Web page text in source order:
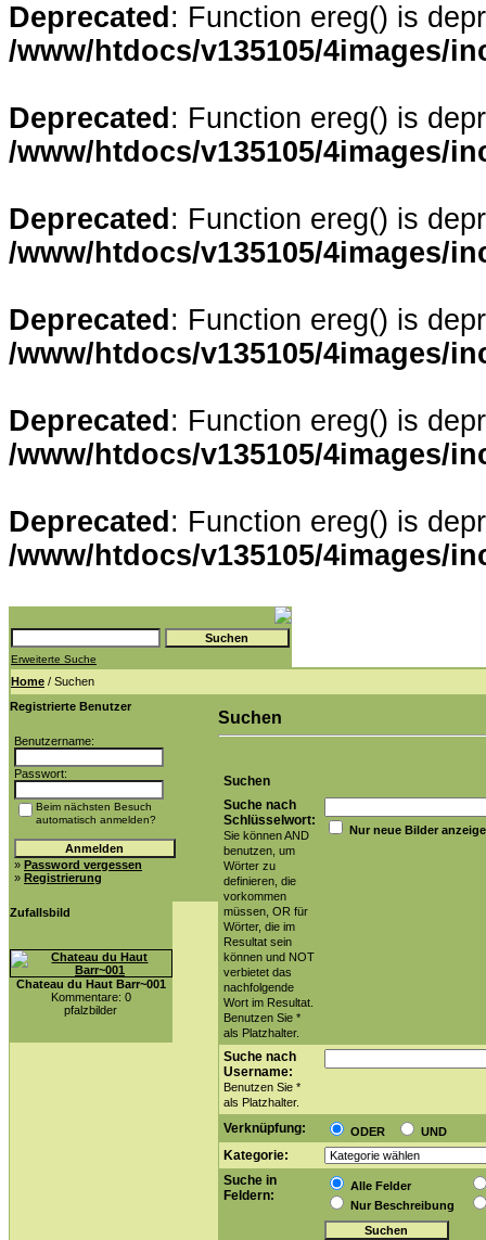
Deprecated : Function ereg() is
/www/htdocs/v135105/4images/
Deprecated : Function ereg() is
/www/htdocs/v135105/4images/
Deprecated : Function ereg() is
/www/htdocs/v135105/4images/
Deprecated : Function ereg() is
/www/htdocs/v135105/4images/
Deprecated : Function ereg() is
/www/htdocs/v135105/4images/
Deprecated : Function ereg() is
/www/htdocs/v135105/4images/
Erweiterte Suche
Home / Suchen
Registrierte Benutzer
Benutzername:
Passwort:
Beim nächsten Besuch
automatisch anmelden?
» Password vergessen
» Registrierung
Zufallsbild
Chateau du Haut Barr~001
Kommentare: 0
pfalzbilder
Suchen
Suchen
Suche nach
Schlüsselwort:
Sie können AND
benutzen, um
Wörter zu
definieren, die
vorkommen
müssen, OR für
Wörter, die im
Resultat sein
können und NOT
verbietet das
nachfolgende
Wort im Resultat.
Benutzen Sie *
als Platzhalter.
Nur neue Bilder
Suche nach
Username:
Benutzen Sie *
als Platzhalter.
Verknüpfung: ODER UND
Kategorie:
Suche in
Feldern:
Alle Felder
Nur Beschreibung